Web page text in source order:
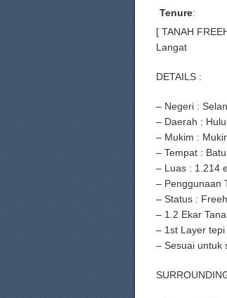
Tenure:
[ TANAH
Langat
DETAILS :
– Negeri :
– Daerah :
– Mukim :
– Tempat :
– Luas : 1.214
– Penggunaan
– Status :
– 1.2 Ekar
– 1st Layer tepi
– Sesuai untuk